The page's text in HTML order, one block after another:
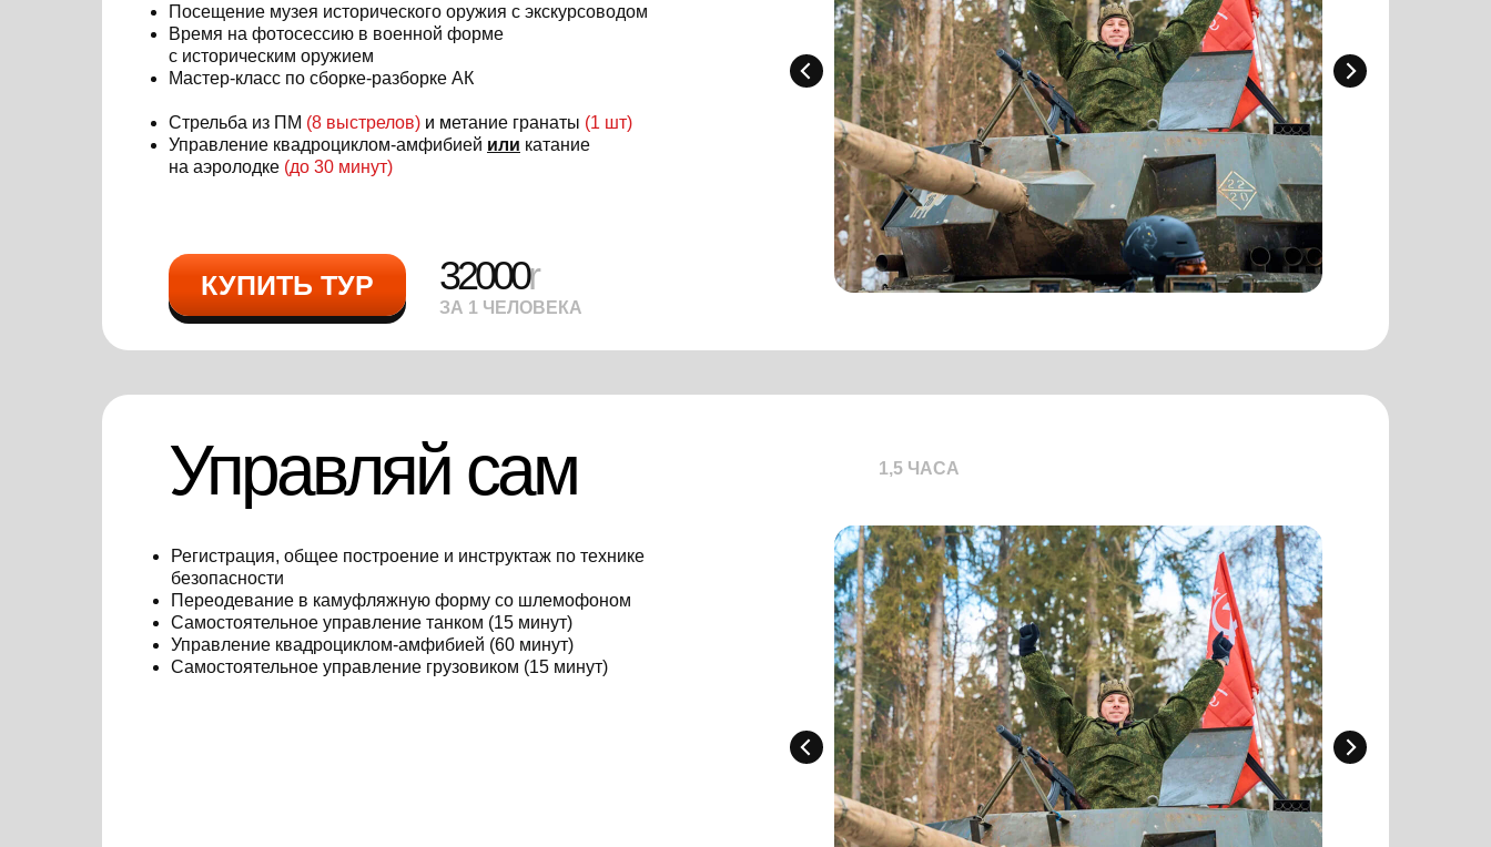
Посещение музея исторического оружия с экскурсоводом
Время на фотосессию в военной форме
с историческим оружием
Мастер-класс по сборке-разборке АК
Стрельба из ПМ (8 выстрелов) и метание гранаты (1 шт)
Управление квадроциклом-амфибией или катание
на аэролодке (до 30 минут)
32000r
ЗА 1 ЧЕЛОВЕКА
КУПИТЬ ТУР
Управляй сам 1,5 ЧАСА
Регистрация, общее построение и инструктаж по технике
безопасности
Переодевание в камуфляжную форму со шлемофоном
Самостоятельное управление танком (15 минут)
Управление квадроциклом-амфибией (60 минут)
Самостоятельное управление грузовиком (15 минут)